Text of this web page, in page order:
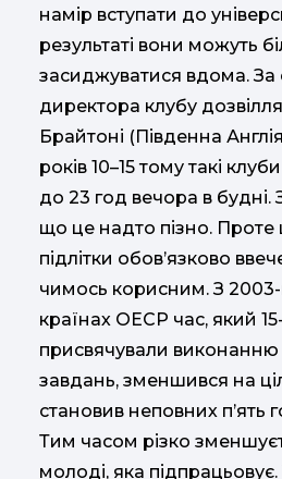
намір вступати до
результаті вони можуть
засиджуватися вдома. За
директора клубу
Брайтоні (Південна
років 10–15 тому такі
до 23 год вечора в будні.
що це надто пізно.
підлітки обов’язково
чимось корисним. З 2003-
країнах ОЕСР час, який 15-
присвячували
завдань, зменшився на
становив неповних п’ять
Тим часом різко
молоді, яка